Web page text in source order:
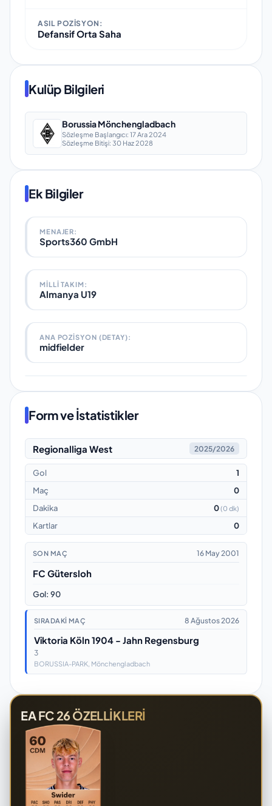
ASIL POZISYON:
Defansif Orta Saha
Kulüp Bilgileri
Borussia Mönchengladbach
Sözleşme Başlangıcı: 17 Ara 2024
Sözleşme Bitişi: 30 Haz 2028
Ek Bilgiler
MENAJER:
Sports360 GmbH
MILLI TAKIM :
Almanya U19
ANA POZISYON (DETAY):
midfielder
Form ve İstatistikler
Regionalliga West 2025/2026
Gol
1
Maç
0
Dakika
0(0 dk)
Kartlar 0
SON MAÇ 16 May 2001
FC Gütersloh
Gol: 90
SIRADAKI MAÇ 8 Ağustos 2026
Viktoria Köln 1904 - Jahn Regensburg
3
BORUSSIA-PARK , Mönchengladbach
EA FC 26 ÖZELLIKLERI